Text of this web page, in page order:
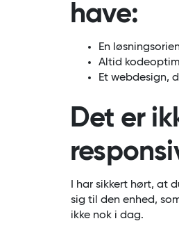
have:
En
Altid
Et webdesign,
Det er
I har sikkert hørt, at
sig til den enhed,
ikke nok i dag.